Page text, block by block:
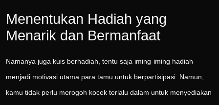
Menentukan Hadiah yang
Menarik dan Bermanfaat
Namanya juga kuis berhadiah, tentu saja iming-iming hadiah
menjadi motivasi utama para tamu untuk berpartisipasi. Namun,
kamu tidak perlu merogoh kocek terlalu dalam untuk menyediakan